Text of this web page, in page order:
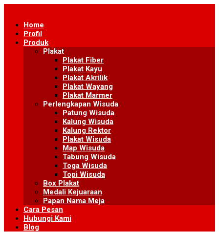
contentHome
Profil
Produk
Plakat
Plakat Fiber
Plakat Kayu
Plakat Akrilik
Plakat Wayang
Plakat Marmer
Perlengkapan Wisuda
Patung Wisuda
Kalung Wisuda
Kalung Rektor
Plakat Wisuda
Map Wisuda
Tabung Wisuda
Toga Wisuda
Topi Wisuda
Box Plakat
Medali Kejuaraan
Papan Nama Meja
Cara Pesan
Hubungi Kami
Blog